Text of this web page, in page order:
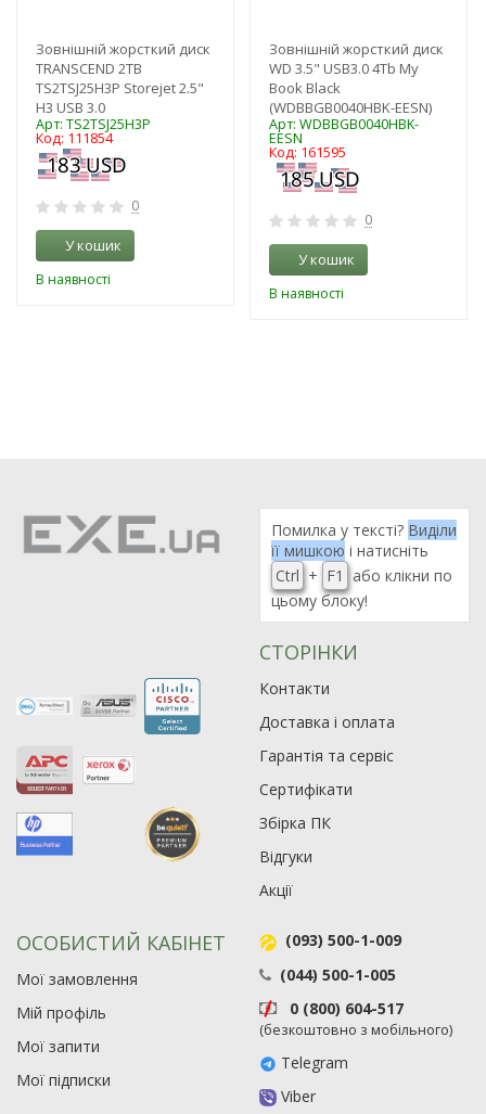
Зовнішній жорсткий диск
TRANSCEND 2TB
TS2TSJ25H3P Storejet 2.5"
H3 USB 3.0
Арт: TS2TSJ25H3P
Код: 111854
0
У кошик
В наявності
Зовнішній жорсткий диск
WD 3.5" USB3.0 4Tb My
Book Black
(WDBBGB0040HBK-EESN)
Арт: WDBBGB0040HBK-
EESN
Код: 161595
0
У кошик
В наявності
Помилка у тексті? Виділи
її мишкою і натисніть
Ctrl + F1
або клікни по
цьому блоку!
СТОРІНКИ
Контакти
Доставка і оплата
Гарантія та сервіс
Сертифікати
Збірка ПК
Відгуки
Акції
ОСОБИСТИЙ КАБІНЕТ
Мої замовлення
Мій профіль
Мої запити
Мої підписки
(093) 500-1-009
(044) 500-1-005
0 (800) 604-517
(безкоштовно з мобільного)
Telegram
Viber